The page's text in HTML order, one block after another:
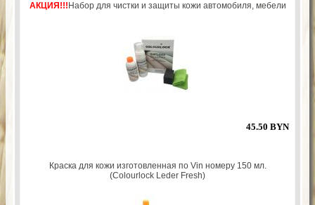
АКЦИЯ!!! Набор для чистки и защиты кожи автомобиля, мебели
45.50 BYN
Краска для кожи изготовленная по Vin номеру 150 мл.
(Colourlock Leder Fresh)